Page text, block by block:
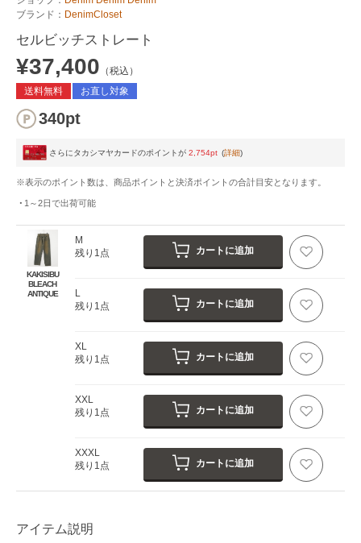
ブランド： DenimCloset
セルビッチストレート
¥37,400 （税込）
送料無料
お直し対象
340pt
さらにタカシマヤカードのポイントが 2,754pt (詳細)
※表示のポイント数は、商品ポイントと決済ポイントの合計目安となります。
1～2日で出荷可能
KAKISIBU
BLEACH
ANTIQUE
M
残り1点
カートに追加
L
残り1点
カートに追加
XL
残り1点
カートに追加
XXL
残り1点
カートに追加
XXXL
残り1点
カートに追加
アイテム説明